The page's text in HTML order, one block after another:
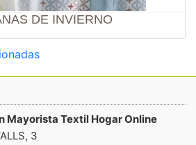
DE INVIERNO
Mayorista Textil Hogar Online
3